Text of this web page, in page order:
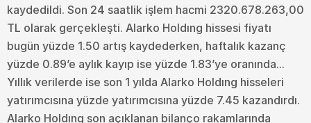
kaydedildi. Son 24 saatlik işlem hacmi 2320.678.263,00
TL olarak gerçekleşti. Alarko Holdıng hissesi fiyatı
bugün yüzde 1.50 artış kaydederken, haftalık kazanç
yüzde 0.89’e aylık kayıp ise yüzde 1.83’ye oranında...
Yıllık verilerde ise son 1 yılda Alarko Holdıng hisseleri
yatırımcısına yüzde yatırımcısına yüzde 7.45 kazandırdı.
Alarko Holdıng son açıklanan bilanço rakamlarında